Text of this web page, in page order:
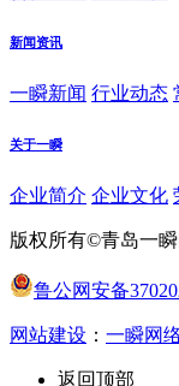
新闻资讯
一瞬新闻 行业动态
关于一瞬
企业简介 企业文化
版权所有©青岛一
鲁公网安备
网站建设 ： 一瞬网
返回顶部